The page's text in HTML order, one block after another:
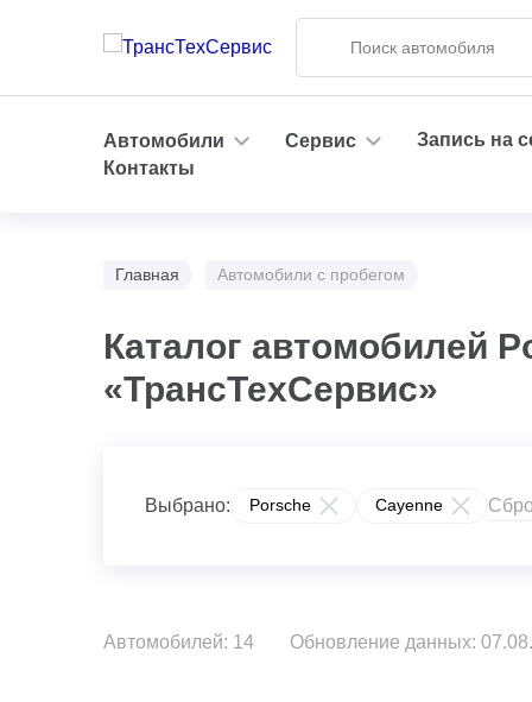
Автомобили Сервис
Запись на
Контакты
Главная Автомобили с пробегом
Каталог автомобилей
«ТрансТехСервис»
Выбрано: Porsche Cayenne
Автомобилей: 14 Обновление данных: